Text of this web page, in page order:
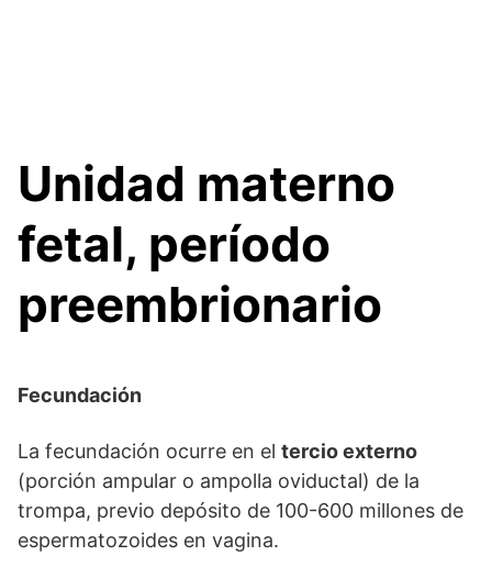
Unidad materno
fetal, período
preembrionario
Fecundación
La fecundación ocurre en el tercio externo
(porción ampular o ampolla oviductal) de la
trompa, previo depósito de 100-600 millones de
espermatozoides en vagina.